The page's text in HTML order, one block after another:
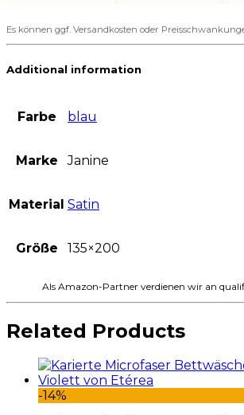
Es können ggf. Versandkosten oder
Additional information
Farbe blau
Marke Janine
Material Satin
Größe 135×200
Als Amazon-Partner verdienen wir an
Related Products
-14%